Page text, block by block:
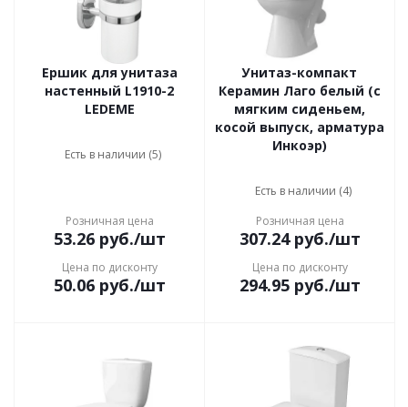
Ершик для унитаза
настенный L1910-2
LEDEME
Есть в наличии (5)
Розничная цена
53.26руб./шт
Цена по дисконту
50.06руб./шт
Унитаз-компакт
Керамин Лаго белый (с
мягким сиденьем,
косой выпуск, арматура
Инкоэр)
Есть в наличии (4)
Розничная цена
307.24руб./шт
Цена по дисконту
294.95руб./шт